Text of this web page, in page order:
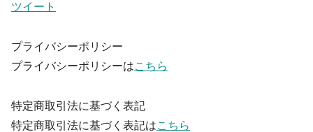
ツイート
プライバシーポリシー
プライバシーポリシーはこちら
特定商取引法に基づく表記
特定商取引法に基づく表記はこちら